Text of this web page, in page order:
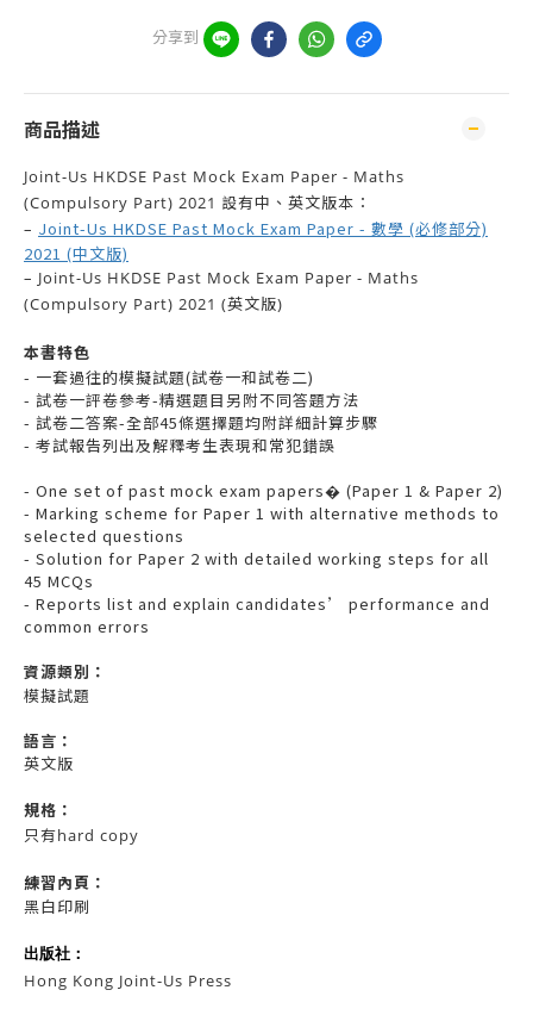
分享到
商品描述
Joint-Us HKDSE Past Mock Exam Paper - Maths
(Compulsory Part) 2021 設有中、英文版本：
– Joint-Us HKDSE Past Mock Exam Paper - 數學 (必修部分)
2021 (中文版)
– Joint-Us HKDSE Past Mock Exam Paper - Maths
(Compulsory Part) 2021 (英文版)
本書特色
- 一套過往的模擬試題(試卷一和試卷二)
- 試卷一評卷參考-精選題目另附不同答題方法
- 試卷二答案-全部45條選擇題均附詳細計算步驟
- 考試報告列出及解釋考生表現和常犯錯誤
- One set of past mock exam papers� (Paper 1 & Paper 2)
- Marking scheme for Paper 1 with alternative methods to
selected questions
- Solution for Paper 2 with detailed working steps for all
45 MCQs
- Reports list and explain candidates’ performance and
common errors
資源類別：
模擬試題
語言：
英文版
規格：
只有hard copy
練習內頁：
黑白印刷
出版社：
Hong Kong Joint-Us Press